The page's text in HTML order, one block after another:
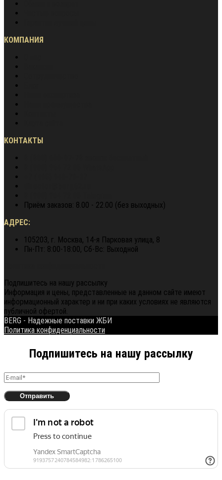
КОМПАНИЯ
КОНТАКТЫ
Приём заказов: 8.00 - 22.00 (без выходных)
АДРЕС:
105203, г. Москва, 14-я Парковая улица, 8
Пн-Пт: 8:00-18:00, Сб-Вс: Выходной
Подпишитесь на нашу рассылку
Информация и цены, представленные на данном сайте имеют
информационный характер и ни при каких условиях не являются
публичной офертой.
BERG - Надежные поставки ЖБИ
Политика конфиденциальности
Подпишитесь на нашу рассылку